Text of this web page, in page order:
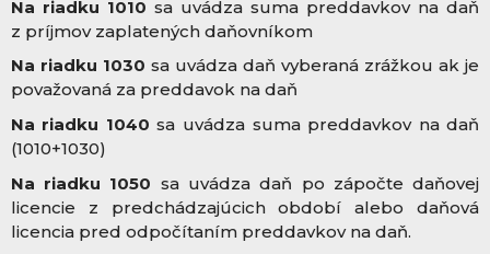
Na riadku 1010 sa uvádza suma preddavkov na daň
z príjmov zaplatených daňovníkom
Na riadku 1030 sa uvádza daň vyberaná zrážkou ak je
považovaná za preddavok na daň
Na riadku 1040sa uvádza suma preddavkov na daň
(1010+1030)
Na riadku 1050 sa uvádza daň po zápočte daňovej
licencie z predchádzajúcich období alebo daňová
licencia pred odpočítaním preddavkov na daň.